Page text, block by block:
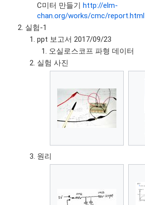
C미터 만들기http://elm-
chan.org/works/cmc/report.html
실험-1
ppt 보고서 2017/09/23
오실로스코프 파형 데이터
실험 사진
원리